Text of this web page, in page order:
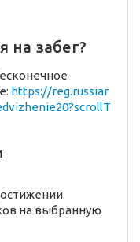
на забег?
https://reg.russiar
на выбранную